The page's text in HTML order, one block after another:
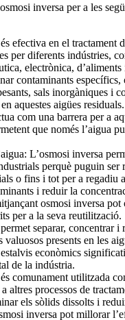
inversa per a les
efectiva en el tractament
per diferents indústries,
electrònica, d’aliments
contaminants específics,
sals inorgàniques i
aquestes aigües
com una barrera per a
que només l’aigua
L’osmosi inversa
perquè puguin ser
o fins i tot per a regadiu
i reduir la
osmosi inversa
per a la seva reutilització.
separar, concentrar i
presents en les
econòmics
de la indústria.
comunament utilitzada
altres processos de
els sòlids dissolts i
inversa pot millorar